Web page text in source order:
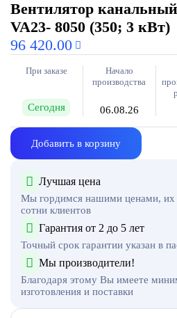
Вентилятор
VA23- 8050 (350; 3 кВт)
96 420.00
При заказе
Сегодня
Начало
производства
06.08.26
Добавить в корзину
Лучшая цена
Мы гордимся нашими ценами, их
сотни клиентов
Гарантия от 2 до 5 лет
Точный срок гарантии указан в
Мы производители!
Благодаря этому Вы имеете
изготовления и поставки